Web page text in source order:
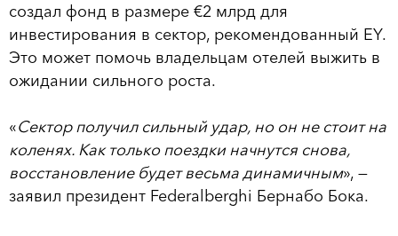
создал фонд в размере €2 млрд для
инвестирования в сектор, рекомендованный EY.
Это может помочь владельцам отелей выжить в
ожидании сильного роста.
«Сектор получил сильный удар, но он не стоит на
коленях. Как только поездки начнутся снова,
восстановление будет весьма динамичным», —
заявил президент Federalberghi Бернабо Бока.